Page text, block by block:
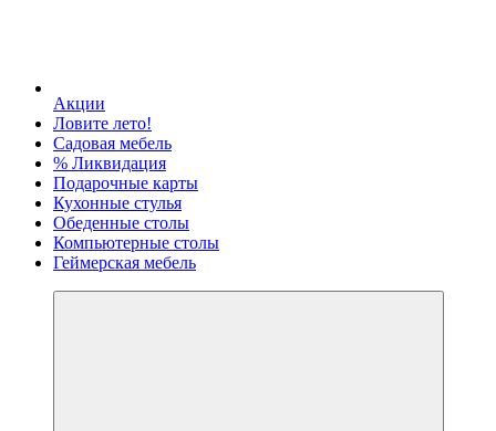
Акции
Ловите лето!
Садовая мебель
% Ликвидация
Подарочные карты
Кухонные стулья
Обеденные столы
Компьютерные столы
Геймерская мебель